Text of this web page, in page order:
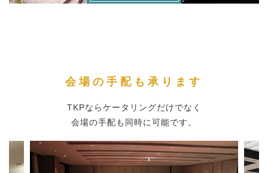
会場の手配も承ります
TKPならケータリングだけでなく
会場の手配も同時に可能です。